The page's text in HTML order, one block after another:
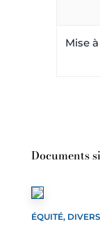
Mise
Documents
ÉQUITÉ,